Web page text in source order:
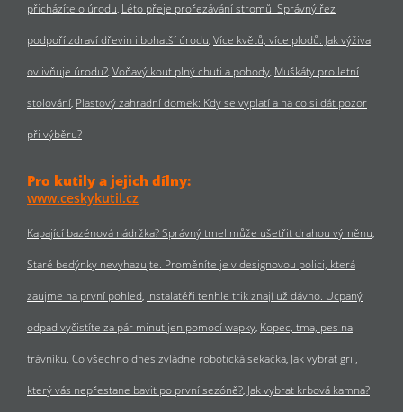
přicházíte o úrodu Léto přeje prořezávání stromů. Správný řez
podpoří zdraví dřevin i bohatší úrodu Více květů, více plodů: Jak výživa
ovlivňuje úrodu? Voňavý kout plný chuti a pohody Muškáty pro letní
stolování Plastový zahradní domek: Kdy se vyplatí a na co si dát pozor
při výběru?
Pro kutily a jejich dílny:
www.ceskykutil.cz
Kapající bazénová nádržka? Správný tmel může ušetřit drahou výměnu
Staré bedýnky nevyhazujte. Proměníte je v designovou polici, která
zaujme na první pohled Instalatéři tenhle trik znají už dávno. Ucpaný
odpad vyčistíte za pár minut jen pomocí wapky Kopec, tma, pes na
trávníku. Co všechno dnes zvládne robotická sekačka Jak vybrat gril,
který vás nepřestane bavit po první sezóně? Jak vybrat krbová kamna?